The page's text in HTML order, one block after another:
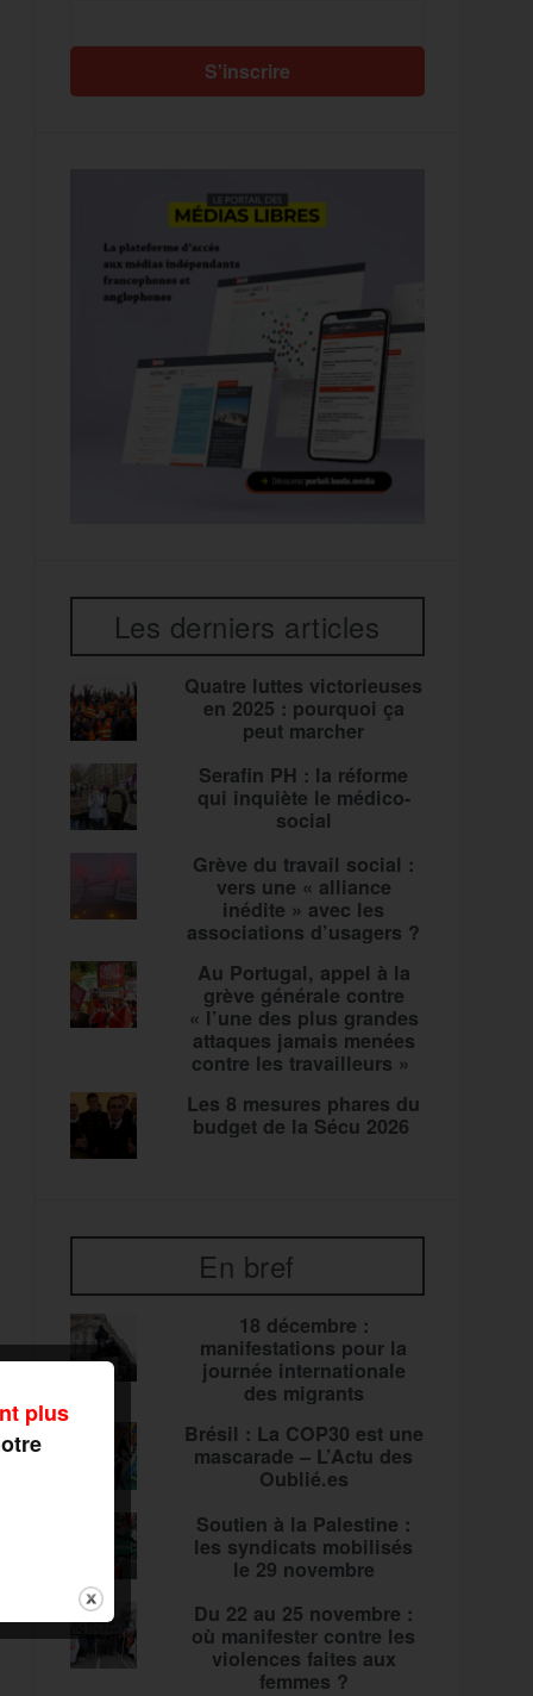
Les derniers articles
Quatre luttes victorieuses
en 2025 : pourquoi ça
peut marcher
Serafin PH : la réforme
qui inquiète le médico-
social
Grève du travail social :
vers une « alliance
inédite » avec les
associations d’usagers ?
Au Portugal, appel à la
grève générale contre
« l’une des plus grandes
attaques jamais menées
contre les travailleurs »
Les 8 mesures phares du
budget de la Sécu 2026
En bref
18 décembre :
manifestations pour la
journée internationale
des migrants
Brésil : La COP30 est une
mascarade – L’Actu des
Oublié.es
Soutien à la Palestine :
les syndicats mobilisés
le 29 novembre
Du 22 au 25 novembre :
où manifester contre les
violences faites aux
femmes ?
plus